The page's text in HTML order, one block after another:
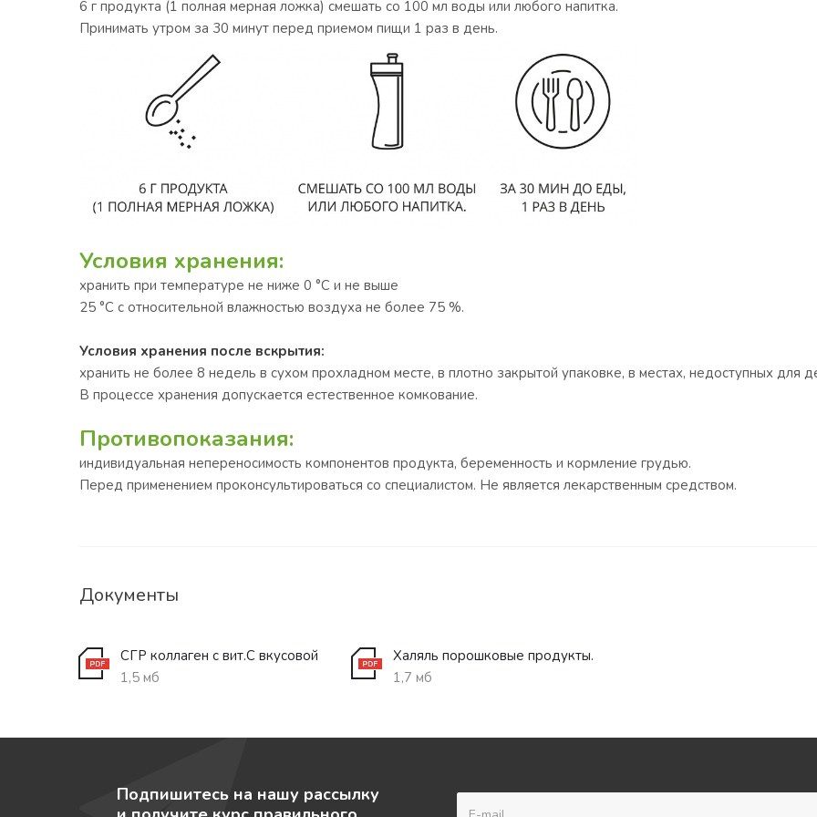
6 г продукта (1 полная мерная ложка) смешать со 100 мл воды или любого напитка.
Принимать утром за 30 минут перед приемом пищи 1 раз в день.
Условия хранения:
хранить при температуре не ниже 0 °С и не выше
25 °С с относительной влажностью воздуха не более 75 %.
Условия хранения после вскрытия:
хранить не более 8 недель в сухом прохладном месте, в плотно закрытой упаковке, в местах, недоступных для
В процессе хранения допускается естественное комкование.
Противопоказания:
индивидуальная непереносимость компонентов продукта, беременность и кормление грудью.
Перед применением проконсультироваться со специалистом. Не является лекарственным средством.
Документы
СГР коллаген с вит.С вкусовой
1,5 мб
Халяль порошковые продукты.
1,7 мб
Подпишитесь на нашу рассылку